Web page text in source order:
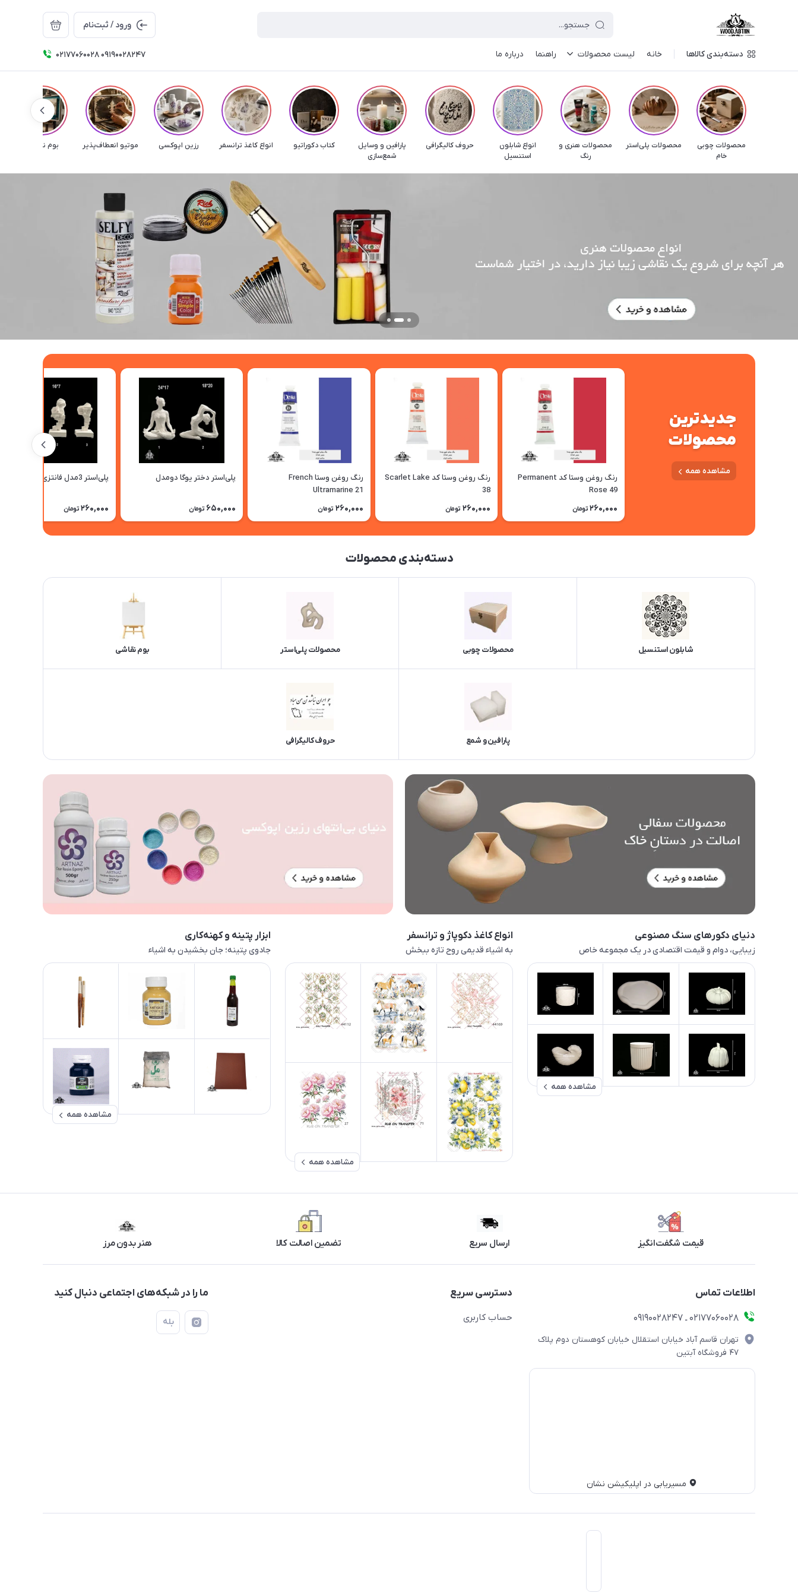
ورود / ثبت‌نام
دسته‌بندی کالاها خانه لیست محصولات راهنما درباره ما ۰۲۱۷۷۰۶۰۰۲۸ ۰۹۱۹۰۰۲۸۲۴۷
محصولات چوبی
خام
محصولات پلی‌استر
محصولات هنری و
رنگ
انواع شابلون
استنسیل
حروف کالیگرافی
پارافین و وسایل
شمع‌سازی
کتاب دکوراتیو انواع کاغذ ترانسفر رزین اپوکسی موتیو انعطاف‌پذیر بوم نقاشی
جدیدترین
محصولات
مشاهده همه
رنگ روغن وستا کد Permanent
Rose 49
260,000 تومان
رنگ روغن وستا کد Scarlet Lake
38
260,000 تومان
رنگ روغن وستا French
Ultramarine 21
260,000 تومان
پلی‌استر دختر یوگا دومدل
650,000 تومان
پلی‌استر 3مدل فانتزی
260,000 تومان
دسته‌بندی محصولات
شابلون استنسیل محصولات چوبی محصولات پلی‌استر بوم نقاشی
پارافین و شمع حروف کالیگرافی
دنیای دکورهای سنگ مصنوعی
زیبایی، دوام و قیمت اقتصادی در یک مجموعه خاص
مشاهده همه
انواع کاغذ دکوپاژ و ترانسفر
به اشیاء قدیمی روح تازه ببخش
مشاهده همه
ابزار پتینه و کهنه‌کاری
جادوی پتینه؛ جان بخشیدن به اشیاء
مشاهده همه
قیمت شگفت‌انگیز ارسال سریع تضمین اصالت کالا هنر بدون مرز
اطلاعات تماس
۰۲۱۷۷۰۶۰۰۲۸ ـ ۰۹۱۹۰۰۲۸۲۴۷
تهران قاسم آباد خیابان استقلال خیابان کوهستان دوم پلاک
۴۷ فروشگاه آبتین
مسیریابی در اپلیکیشن نشان
دسترسی سریع
حساب کاربری
ما را در شبکه‌های اجتماعی دنبال کنید
بله